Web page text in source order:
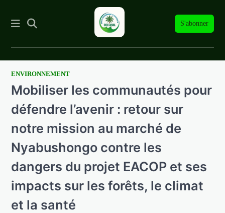
S'abonner
SkipENVIRONNEMENT
Mobiliser les communautés pour
défendre l’avenir : retour sur
notre mission au marché de
Nyabushongo contre les
dangers du projet EACOP et ses
impacts sur les forêts, le climat
et la santé